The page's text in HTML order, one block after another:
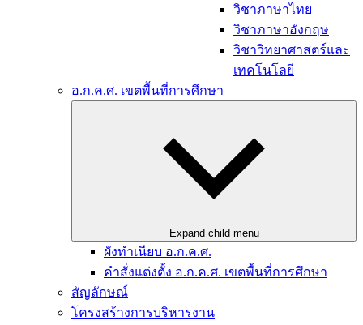
วิชาภาษาไทย
วิชาภาษาอังกฤษ
วิชาวิทยาศาสตร์และ
เทคโนโลยี
อ.ก.ค.ศ. เขตพื้นที่การศึกษา
Expand child menu
ผังทำเนียบ อ.ก.ค.ศ.
คำสั่งแต่งตั้ง อ.ก.ค.ศ. เขตพื้นที่การศึกษา
สัญลักษณ์
โครงสร้างการบริหารงาน